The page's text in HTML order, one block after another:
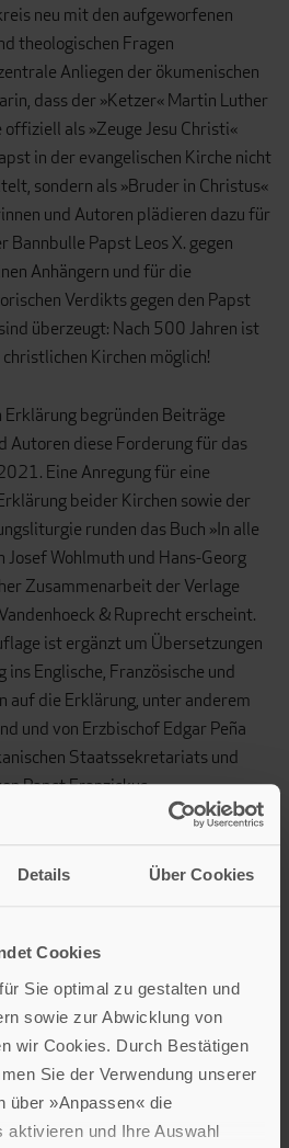
Details Über Cookies
Cookies
Sie optimal zu gestalten und
sowie zur Abwicklung von
wir Cookies. Durch Bestätigen
Sie der Verwendung unserer
über »Anpassen« die
aktivieren und Ihre Auswahl
neu mit den aufgeworfenen
theologischen Fragen
Anliegen der ökumenischen
dass der »Ketzer« Martin Luther
als »Zeuge Jesu Christi«
in der evangelischen Kirche nicht
sondern als »Bruder in Christus«
und Autoren plädieren dazu für
Papst Leos X. gegen
Anhängern und für die
Verdikts gegen den Papst
überzeugt: Nach 500 Jahren ist
Kirchen möglich!
Erklärung begründen Beiträge
Autoren diese Forderung für das
Eine Anregung für eine
beider Kirchen sowie der
runden das Buch »In alle
Wohlmuth und Hans-Georg
Zusammenarbeit der Verlage
& Ruprecht erscheint.
ist ergänzt um Übersetzungen
Englische, Französische und
auf die Erklärung, unter anderem
und von Erzbischof Edgar Peña
Staatssekretariats und
Papst Franziskus.
verdammt?